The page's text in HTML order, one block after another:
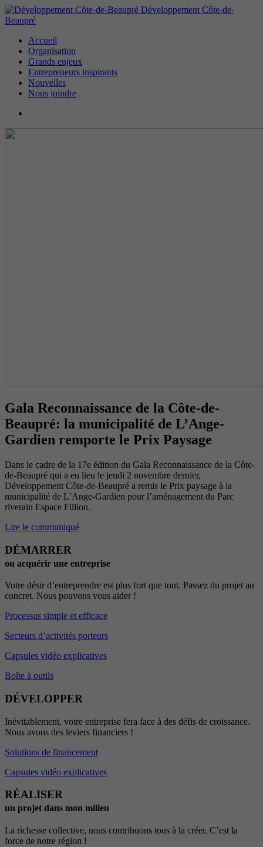
Développement Côte-de-
Beaupré
Accueil
Organisation
Grands enjeux
Entrepreneurs inspirants
Nouvelles
Nous joindre
Gala Reconnaissance de la Côte-de-
Beaupré: la municipalité de L’Ange-
Gardien remporte le Prix Paysage
Dans le cadre de la 17e édition du Gala Reconnaissance de la Côte-
de-Beaupré qui a eu lieu le jeudi 2 novembre dernier,
Développement Côte-de-Beaupré a remis le Prix paysage à la
municipalité de L’Ange-Gardien pour l’aménagement du Parc
riverain Espace Fillion.
Lire le communiqué
DÉMARRER
ou acquérir une entreprise
Votre désir d’entreprendre est plus fort que tout. Passez du projet au
concret. Nous pouvons vous aider !
Processus simple et efficace
Secteurs d’activités porteurs
Capsules vidéo explicatives
Boîte à outils
DÉVELOPPER
Inévitablement, votre entreprise fera face à des défis de croissance.
Nous avons des leviers financiers !
Solutions de financement
Capsules vidéo explicatives
RÉALISER
un projet dans mon milieu
La richesse collective, nous contribuons tous à la créer. C’est la
force de notre région !